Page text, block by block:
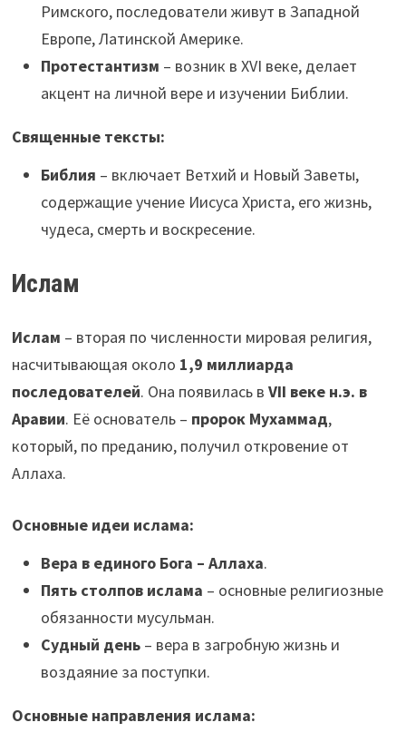
Римского, последователи живут в Западной
Европе, Латинской Америке.
Протестантизм – возник в XVI веке, делает
акцент на личной вере и изучении Библии.
Священные тексты:
Библия – включает Ветхий и Новый Заветы,
содержащие учение Иисуса Христа, его жизнь,
чудеса, смерть и воскресение.
Ислам
Ислам – вторая по численности мировая религия,
насчитывающая около 1,9 миллиарда
последователей. Она появилась в VII веке н.э. в
Аравии. Её основатель – пророк Мухаммад,
который, по преданию, получил откровение от
Аллаха.
Основные идеи ислама:
Вера в единого Бога – Аллаха.
Пять столпов ислама – основные религиозные
обязанности мусульман.
Судный день– вера в загробную жизнь и
воздаяние за поступки.
Основные направления ислама: